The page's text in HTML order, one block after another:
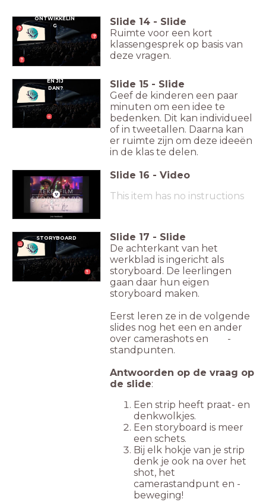
ONTWIKKELIN
G
Slide 14 - Slide
Ruimte voor een kort
klassengesprek op basis van
deze vragen.
EN JIJ
DAN?
Slide 15 - Slide
Geef de kinderen een paar
minuten om een idee te
bedenken. Dit kan individueel
of in tweetallen. Daarna kan
er ruimte zijn om deze ideeën
in de klas te delen.
Slide 16 - Video
This item has no instructions
STORYBOARD Slide 17 - Slide
De achterkant van het
werkblad is ingericht als
storyboard. De leerlingen
gaan daar hun eigen
storyboard maken.
Eerst leren ze in de volgende
slides nog het een en ander
over camerashots en -
standpunten.
Antwoorden op de vraag op
de slide:
Een strip heeft praat- en
denkwolkjes.
Een storyboard is meer
een schets.
Bij elk hokje van je strip
denk je ook na over het
shot, het
camerastandpunt en -
beweging!